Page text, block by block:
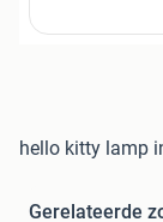
hello kitty lamp
Gerelateerde